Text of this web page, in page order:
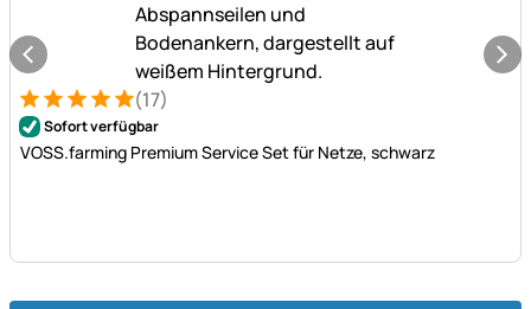
Bewertung: 5 von 5 (17 Bewertungen)
17 Bewertungen
(17)
Sofort verfügbar
VOSS.farming Premium Service Set für Netze, schwarz